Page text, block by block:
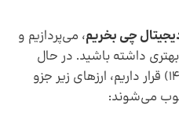
چی بخریم، می‌پردازیم و
داشته باشید. در حال
حاضر که در اکتبر 2024 (مهر 1403) قرار داریم، ارزهای زیر جزو
می‌شوند: